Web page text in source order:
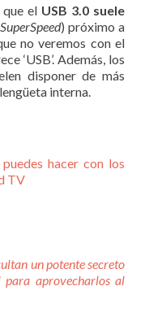
el USB 3.0 suele
SuperSpeed) próximo a
no veremos con el
‘USB’. Además, los
disponer de más
interna.
hacer con los
TV
un potente secreto
para aprovecharlos al